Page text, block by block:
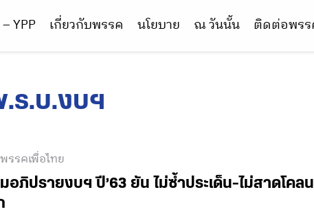
YPP เกี่ยวกับพรรค นโยบาย ณ วันนั้น ติดต่อพร
ร.บ.งบฯ
รรคเพื่อไทย
ภิปรายงบฯ ปี’63 ยัน ไม่ซ้ำประเด็น-ไม่สาดโคล